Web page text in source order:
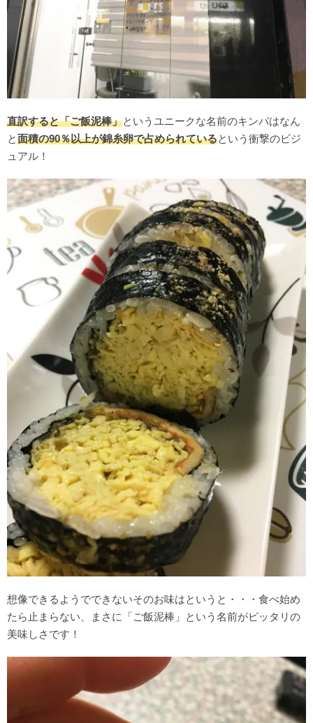
直訳すると「ご飯泥棒」というユニークな名前のキンパはなん
と面積の90％以上が錦糸卵で占められているという衝撃のビジ
ュアル！
想像できるようでできないそのお味はというと・・・食べ始め
たら止まらない、まさに「ご飯泥棒」という名前がピッタリの
美味しさです！